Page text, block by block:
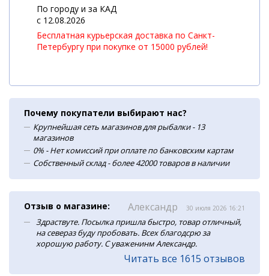
По городу и за КАД
c 12.08.2026
Бесплатная курьерская доставка по Санкт-
Петербургу при покупке от 15000 рублей!
Почему покупатели выбирают нас?
Крупнейшая сеть магазинов для рыбалки - 13
магазинов
0% - Нет комиссий при оплате по банковским картам
Собственный склад - более 42000 товаров в наличии
Отзыв о магазине: Александр 30 июля 2026 16:21
Здраствуте. Посылка пришла быстро, товар отличный,
на севераз буду пробовать. Всех благодсрю за
хорошую работу. С уваженинм Александр.
Читать все 1615 отзывов